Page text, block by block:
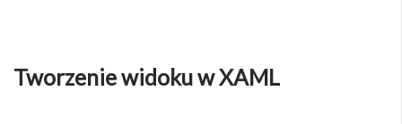
Tworzenie widoku w XAML